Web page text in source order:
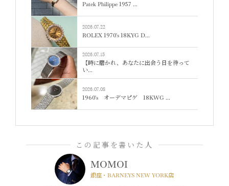
Patek Philippe 1957 ...
2026.07.22
ROLEX 1970's 18KYG D...
2026.07.15
【時に磨かれ、あなたに出会う日を待って
い...
2026.07.08
1960's オーデマピゲ 18KWG ...
この記事を書いた人
MOMOI
銀座・BARNEYS NEW YORK店